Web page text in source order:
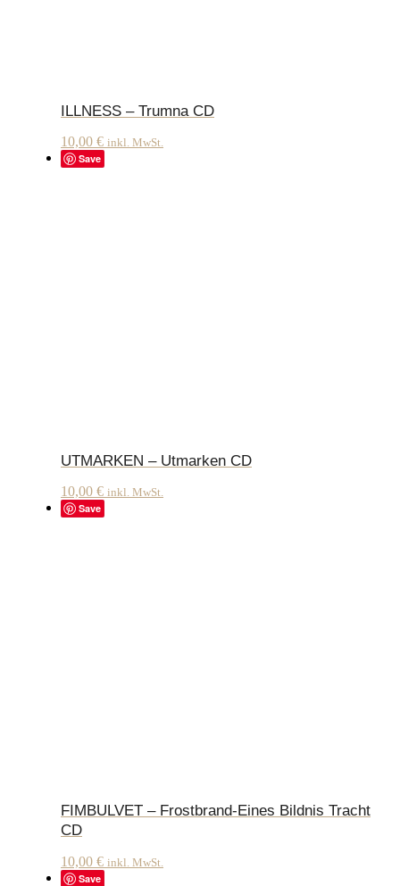
ILLNESS – Trumna CD
10,00 € inkl. MwSt.
Save
UTMARKEN – Utmarken CD
10,00 € inkl. MwSt.
Save
FIMBULVET – Frostbrand-Eines Bildnis Tracht
CD
10,00 € inkl. MwSt.
Save